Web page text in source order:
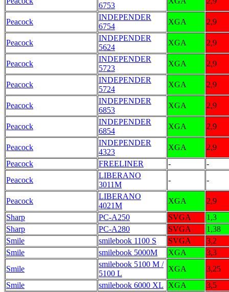
6753
Peacock
INDEPENDER
6754
XGA 2,9
Peacock
INDEPENDER
5624
XGA 2,9
Peacock
INDEPENDER
5723
XGA 2,9
Peacock
INDEPENDER
5724
XGA 2,9
Peacock
INDEPENDER
6853
XGA 2,9
Peacock
INDEPENDER
6854
XGA 2,9
Peacock
INDEPENDER
4323
XGA
2,9
Peacock
FREELINER -
-
Peacock
LIBERANO
3011M
- -
Peacock
LIBERANO
4021M
XGA
2,9
Sharp
PC-A250 SVGA
1,3
Sharp
PC-A280 SVGA
1,38
Smile
smilebook 1100 S SVGA
3,2
Smile
smilebook 5000M XGA
3,3
Smile
smilebook 5100 M /
5100 L
XGA
3,25
Smile
smilebook 6000 XL XGA
3,5